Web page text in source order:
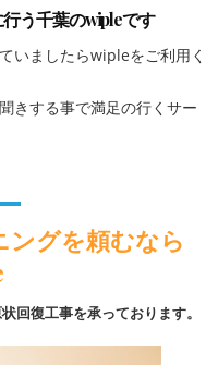
う千葉のwipleです
いましたらwipleをご利用く
きする事で満足の行くサー
グを頼むなら
回復工事を承っております。